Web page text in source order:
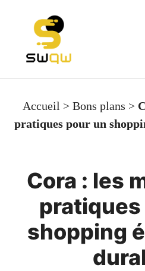
contenu
Accueil > Bons plans >
pratiques pour un
Cora : les
shopping